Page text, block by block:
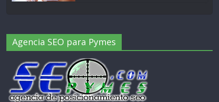
Agencia SEO para Pymes